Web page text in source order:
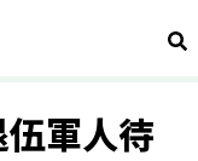
搜
軍人待